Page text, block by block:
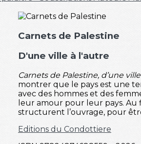
Carnets de Palestine
D'une ville à l'autre
Carnets de Palestine, d’une ville
montrer que le pays est une
avec des hommes et des
leur amour pour leur pays. Au
structurent l’ouvrage, pour
Editions du Condottiere